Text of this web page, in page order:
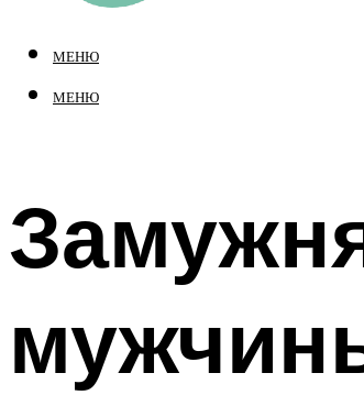
МЕНЮ
МЕНЮ